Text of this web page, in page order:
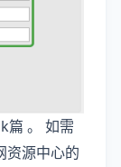
篇 。 如需
资源中心的